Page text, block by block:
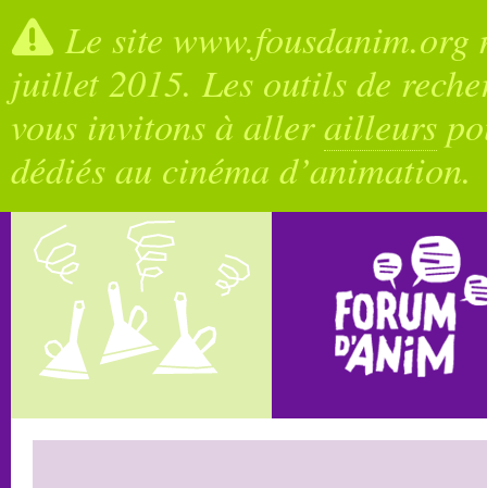
Le site
juillet 2015. Les outils de
vous invitons à allerailleurs
dédiés au cinéma d’animation.